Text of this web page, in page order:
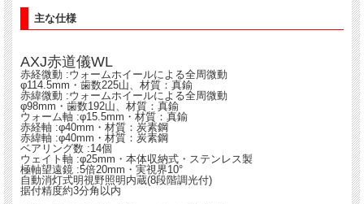
主な仕様
AXJ赤道儀WL
赤経微動 :ウォームホイールによる全周微動
φ114.5mm・歯数225山、材質：真鍮
赤緯微動 :ウォームホイールによる全周微動
φ98mm・歯数192山、材質：真鍮
ウォーム軸 :φ15.5mm・材質：真鍮
赤経軸 :φ40mm・材質：炭素鋼
赤緯軸 :φ40mm・材質：炭素鋼
ベアリング数 :14個
ウェイト軸 :φ25mm・本体収納式・ステンレス製
極軸望遠鏡 :5倍20mm・実視界10°
自動消灯式明視野照明内蔵(8段階調光付)
据付精度約3分角以内